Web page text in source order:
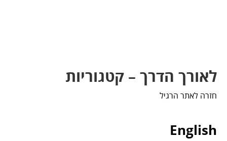
לאורך הדרך – קטגוריות
חזרה לאתר הרגיל
English